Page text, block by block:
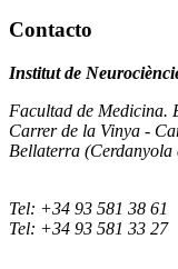
Contacto
Institut de
Facultad de Medicina.
Carrer de la Vinya -
Bellaterra (Cerdanyola
Tel: +34 93 581 38 61
Tel: +34 93 581 33 27